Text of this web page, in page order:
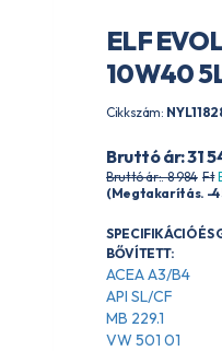
ELF
10W40
Cikkszám:
Bruttó ár: 31
Bruttó ár:. 8 984 Ft
(Megtakarítás. -4
SPECIFIKÁCIÓ ÉS
BŐVÍTETT:
ACEA A3/B4
API SL/CF
MB 229.1
VW 501 01